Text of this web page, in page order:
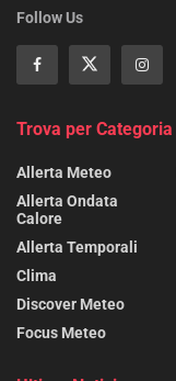
Follow Us
Trova per Categoria
Allerta Meteo
Allerta Ondata
Calore
Allerta Temporali
Clima
Discover Meteo
Focus Meteo